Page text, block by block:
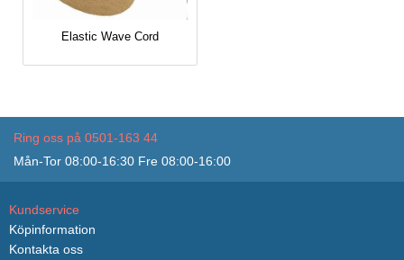
Elastic Wave Cord
Ring oss på 0501-163 44
Mån-Tor 08:00-16:30 Fre 08:00-16:00
Kundservice
Köpinformation
Kontakta oss